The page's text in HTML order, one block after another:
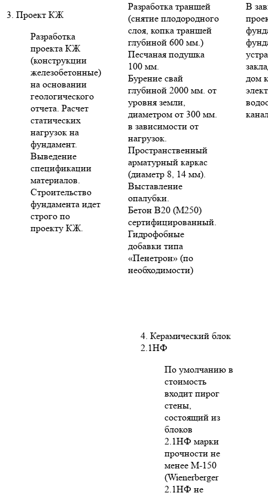
3. Проект КЖ
Разработка
проекта КЖ
(конструкции
железобетонные)
на основании
геологического
отчета. Расчет
статических
нагрузок на
фундамент.
Выведение
спецификации
материалов.
Строительство
фундамента идет
строго по
проекту КЖ.
Разработка траншей
(снятие плодородного
слоя, копка траншей
глубиной 600 мм.)
Песчаная подушка
100 мм.
Бурение свай
глубиной 2000 мм. от
уровня земли,
диаметром от 300 мм.
в зависимости от
нагрузок.
Пространственный
арматурный каркас
(диаметр 8, 14 мм).
Выставление
опалубки.
Бетон В20 (М250)
сертифицированный.
Гидрофобные
добавки типа
«Пенетрон» (по
необходимости)
В
дом
4. Керамический блок
2.1НФ
По умолчанию в
стоимость
входит пирог
стены,
состоящий из
блоков
2.1НФ марки
прочности не
менее М-150
(Wienerberger
2.1НФ не